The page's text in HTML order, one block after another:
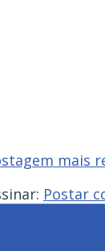
mais
Postar